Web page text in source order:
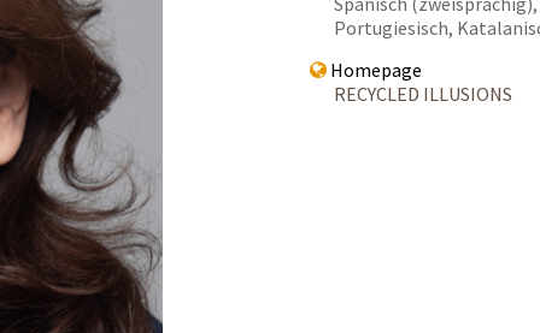
Portugiesisch,
Homepage
RECYCLED ILLUSIONS